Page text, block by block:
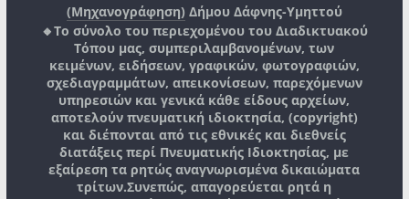
(Μηχανογράφηση) Δήμου Δάφνης-Υμηττού
🔸Το σύνολο του περιεχομένου του Διαδικτυακού
Τόπου μας, συμπεριλαμβανομένων, των
κειμένων, ειδήσεων, γραφικών, φωτογραφιών,
σχεδιαγραμμάτων, απεικονίσεων, παρεχόμενων
υπηρεσιών και γενικά κάθε είδους αρχείων,
αποτελούν πνευματική ιδιοκτησία, (copyright)
και διέπονται από τις εθνικές και διεθνείς
διατάξεις περί Πνευματικής Ιδιοκτησίας, με
εξαίρεση τα ρητώς αναγνωρισμένα δικαιώματα
τρίτων.Συνεπώς, απαγορεύεται ρητά η